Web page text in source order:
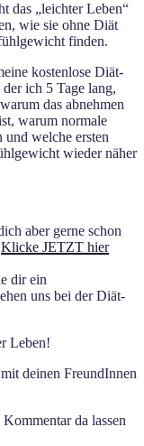
das „leichter Leben“
wie sie ohne Diät
finden.
kostenlose Diät-
ich 5 Tage lang,
das abnehmen
warum normale
welche ersten
wieder näher
aber gerne schon
Klicke JETZT hier
dir ein
uns bei der Diät-
Leben!
deinen FreundInnen
da lassen